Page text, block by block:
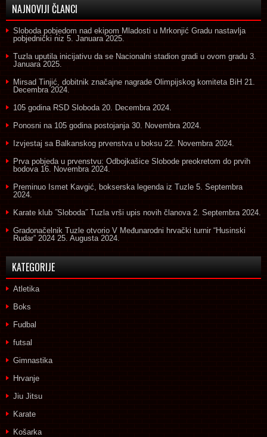
NAJNOVIJI ČLANCI
Sloboda pobjedom nad ekipom Mladosti u Mrkonjić Gradu nastavlja
pobjednički niz 5. Januara 2025.
Tuzla uputila inicijativu da se Nacionalni stadion gradi u ovom gradu 3.
Januara 2025.
Mirsad Tinjić, dobitnik značajne nagrade Olimpijskog komiteta BiH 21.
Decembra 2024.
105 godina RSD Sloboda 20. Decembra 2024.
Ponosni na 105 godina postojanja 30. Novembra 2024.
Izvjestaj sa Balkanskog prvenstva u boksu 22. Novembra 2024.
Prva pobjeda u prvenstvu: Odbojkašice Slobode preokretom do prvih
bodova 16. Novembra 2024.
Preminuo Ismet Kavgić, bokserska legenda iz Tuzle 5. Septembra
2024.
Karate klub ˝Sloboda˝ Tuzla vrši upis novih članova 2. Septembra 2024.
Gradonačelnik Tuzle otvorio V Međunarodni hrvački turnir “Husinski
Rudar” 2024 25. Augusta 2024.
KATEGORIJE
Atletika
Boks
Fudbal
futsal
Gimnastika
Hrvanje
Jiu Jitsu
Karate
Košarka